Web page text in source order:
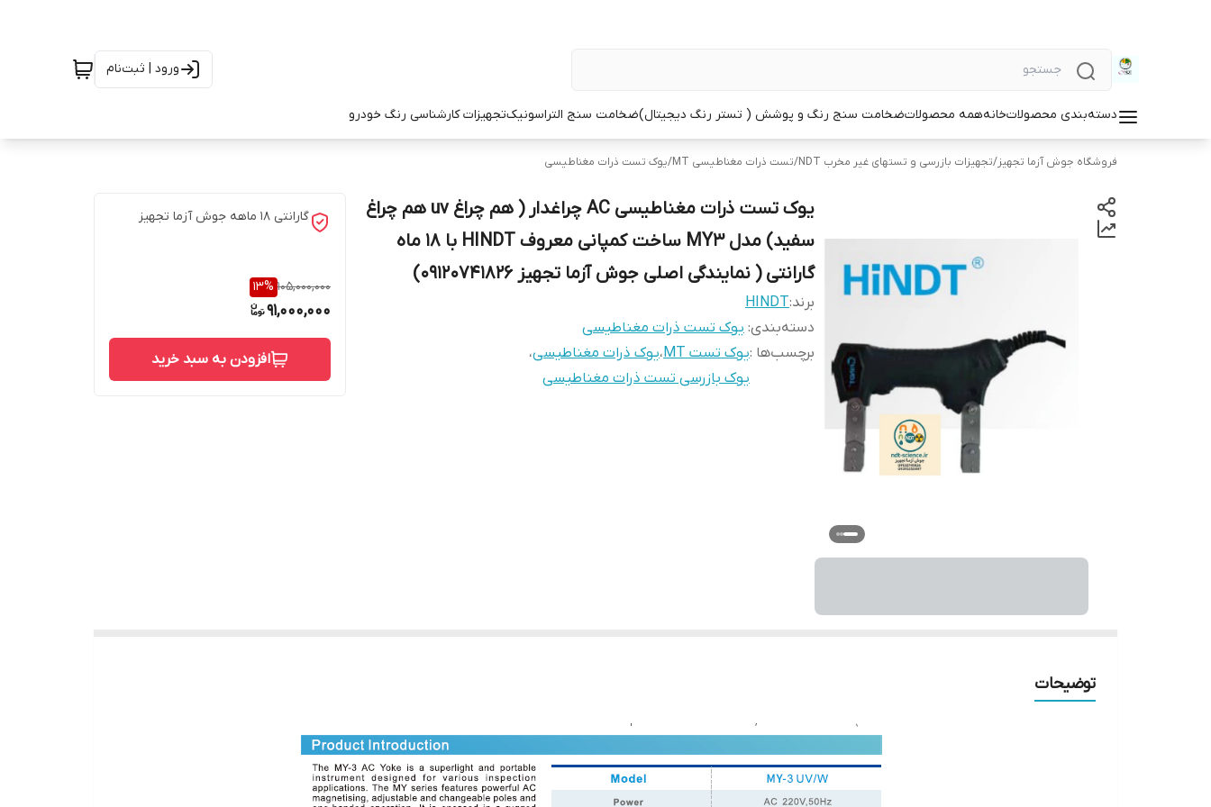
ورود | ثبت‌نام
دسته‌بندی محصولاتخانههمه محصولاتضخامت سنج رنگ و پوشش ( تستر رنگ دیجیتال)ضخامت سنج التراسونیکتجهیزات کارشناسی رنگ خودرو
فروشگاه جوش آزما تجهیز/تجهیزات بازرسی و تستهای غیر مخرب NDT /تست ذرات مغناطیسی MT /یوک تست ذرات مغناطیسی
یوک تست ذرات مغناطیسی AC چراغدار ( هم چراغ uv هم چراغ
سفید) مدل MY3 ساخت کمپانی معروف HINDT با 18 ماه
گارانتی ( نمایندگی اصلی جوش آزما تجهیز 09120741826)
برند:HINDT
دسته‌بندی: یوک تست ذرات مغناطیسی
برچسب‌ها :یوک تست MT ،یوک ذرات مغناطیسی،
یوک بازرسی تست ذرات مغناطیسی
گارانتی 18 ماهه جوش آزما تجهیز
105,000,000
13%
91,000,000
افزودن به سبد خرید
توضیحات